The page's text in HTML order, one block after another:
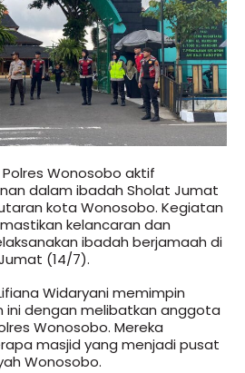
Polres Wonosobo aktif
dalam ibadah Sholat Jumat
kota Wonosobo. Kegiatan
kelancaran dan
ibadah berjamaah di
(14/7).
Widaryani memimpin
ini dengan melibatkan anggota
Wonosobo. Mereka
masjid yang menjadi pusat
Wonosobo.